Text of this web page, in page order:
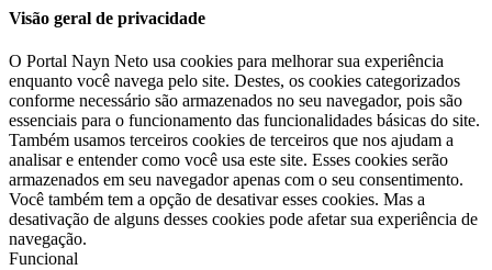
Visão geral de privacidade
O Portal Nayn Neto usa cookies para melhorar sua experiência
enquanto você navega pelo site. Destes, os cookies categorizados
conforme necessário são armazenados no seu navegador, pois são
essenciais para o funcionamento das funcionalidades básicas do site.
Também usamos terceiros cookies de terceiros que nos ajudam a
analisar e entender como você usa este site. Esses cookies serão
armazenados em seu navegador apenas com o seu consentimento.
Você também tem a opção de desativar esses cookies. Mas a
desativação de alguns desses cookies pode afetar sua experiência de
navegação.
Funcional